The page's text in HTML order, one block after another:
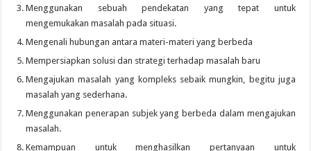
Menggunakan sebuah pendekatan yang tepat untuk
mengemukakan masalah pada situasi.
Mengenali hubungan antara materi-materi yang berbeda
Mempersiapkan solusi dan strategi terhadap masalah baru
Mengajukan masalah yang kompleks sebaik mungkin, begitu juga
masalah yang sederhana.
Menggunakan penerapan subjek yang berbeda dalam mengajukan
masalah.
Kemampuan untuk menghasilkan pertanyaan untuk